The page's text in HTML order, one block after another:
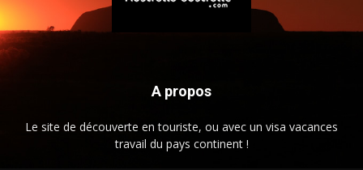
A propos
Le site de découverte en touriste, ou avec un visa vacances
travail du pays continent !